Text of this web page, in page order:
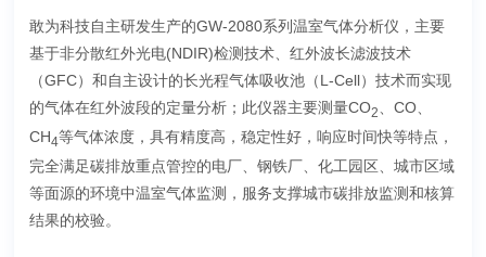
敢为科技自主研发生产的GW-2080系列温室气体分析仪，主要
基于非分散红外光电(NDIR)检测技术、红外波长滤波技术
（GFC）和自主设计的长光程气体吸收池（L-Cell）技术而实现
的气体在红外波段的定量分析；此仪器主要测量CO2、CO、
CH4等气体浓度，具有精度高，稳定性好，响应时间快等特点，
完全满足碳排放重点管控的电厂、钢铁厂、化工园区、城市区域
等面源的环境中温室气体监测，服务支撑城市碳排放监测和核算
结果的校验。